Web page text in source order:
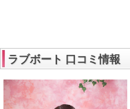
ラブボート 口コミ情報